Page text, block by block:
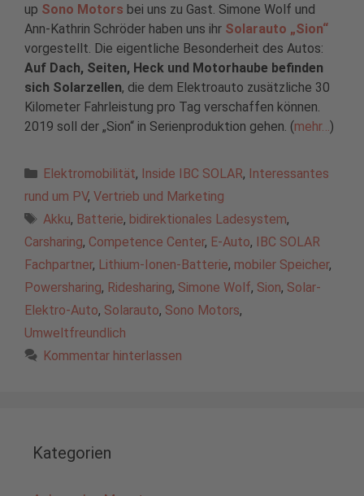
up Sono Motors bei uns zu Gast. Simone Wolf und
Ann-Kathrin Schröder haben uns ihr Solarauto „Sion“
vorgestellt. Die eigentliche Besonderheit des Autos:
Auf Dach, Seiten, Heck und Motorhaube befinden
sich Solarzellen, die dem Elektroauto zusätzliche 30
Kilometer Fahrleistung pro Tag verschaffen können.
2019 soll der „Sion“ in Serienproduktion gehen. (mehr… )
Kategorien
Elektromobilität, Inside IBC SOLAR, Interessantes
rund um PV, Vertrieb und Marketing
Schlagwörter
Akku, Batterie, bidirektionales Ladesystem,
Carsharing, Competence Center, E-Auto, IBC SOLAR
Fachpartner, Lithium-Ionen-Batterie, mobiler Speicher,
Powersharing, Ridesharing, Simone Wolf, Sion, Solar-
Elektro-Auto, Solarauto, Sono Motors,
Umweltfreundlich
Kommentar hinterlassen
Kategorien